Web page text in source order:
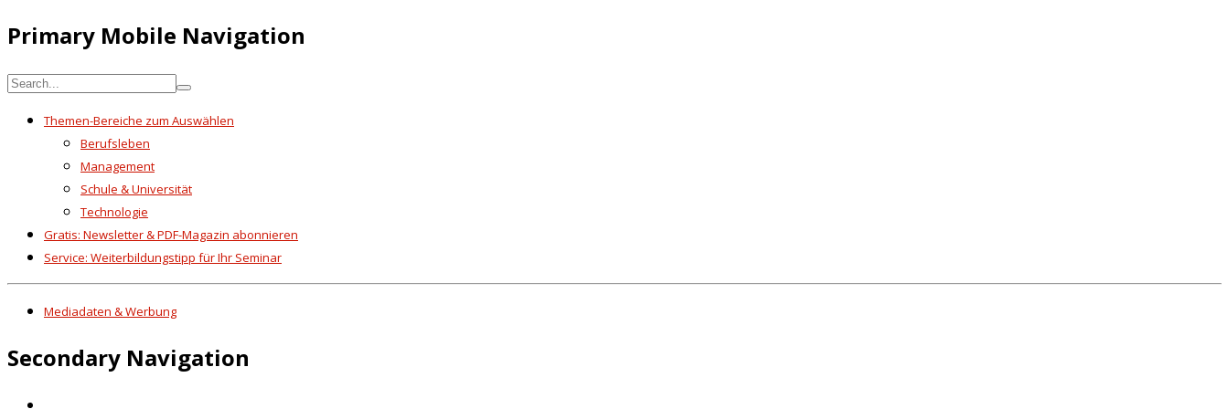
Primary Mobile Navigation
Themen-Bereiche zum Auswählen
Berufsleben
Management
Schule & Universität
Technologie
Gratis: Newsletter & PDF-Magazin abonnieren
Service: Weiterbildungstipp für Ihr Seminar
Mediadaten & Werbung
Secondary Navigation